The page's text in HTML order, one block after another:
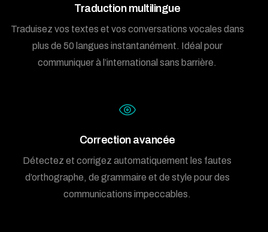
Traduction multilingue
Traduisez vos textes et vos conversations vocales dans
plus de 50 langues instantanément. Idéal pour
communiquer à l’international sans barrière.
Correction avancée
Détectez et corrigez automatiquement les fautes
d’orthographe, de grammaire et de style pour des
communications impeccables.